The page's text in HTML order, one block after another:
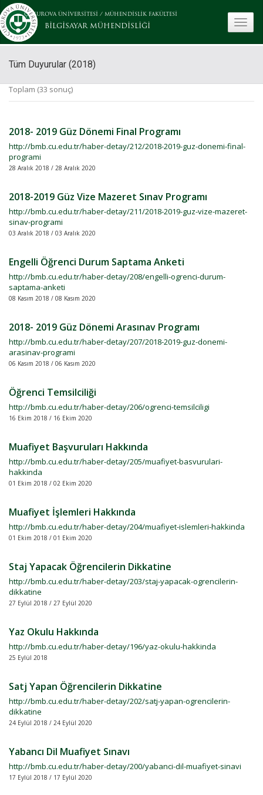
ÇUKUROVA ÜNİVERSİTESİ / MÜHENDİSLİK FAKÜLTESİ
BİLGİSAYAR MÜHENDİSLİĞİ
Tüm Duyurular (2018)
Toplam (33 sonuç)
2018- 2019 Güz Dönemi Final Programı
http://bmb.cu.edu.tr/haber-detay/212/2018-2019-guz-donemi-final-
programi
28 Aralık 2018 / 28 Aralık 2020
2018-2019 Güz Vize Mazeret Sınav Programı
http://bmb.cu.edu.tr/haber-detay/211/2018-2019-guz-vize-mazeret-
sinav-programi
03 Aralık 2018 / 03 Aralık 2020
Engelli Öğrenci Durum Saptama Anketi
http://bmb.cu.edu.tr/haber-detay/208/engelli-ogrenci-durum-
saptama-anketi
08 Kasım 2018 / 08 Kasım 2020
2018- 2019 Güz Dönemi Arasınav Programı
http://bmb.cu.edu.tr/haber-detay/207/2018-2019-guz-donemi-
arasinav-programi
06 Kasım 2018 / 06 Kasım 2020
Öğrenci Temsilciliği
http://bmb.cu.edu.tr/haber-detay/206/ogrenci-temsilciligi
16 Ekim 2018 / 16 Ekim 2020
Muafiyet Başvuruları Hakkında
http://bmb.cu.edu.tr/haber-detay/205/muafiyet-basvurulari-
hakkinda
01 Ekim 2018 / 02 Ekim 2020
Muafiyet İşlemleri Hakkında
http://bmb.cu.edu.tr/haber-detay/204/muafiyet-islemleri-hakkinda
01 Ekim 2018 / 01 Ekim 2020
Staj Yapacak Öğrencilerin Dikkatine
http://bmb.cu.edu.tr/haber-detay/203/staj-yapacak-ogrencilerin-
dikkatine
27 Eylül 2018 / 27 Eylül 2020
Yaz Okulu Hakkında
http://bmb.cu.edu.tr/haber-detay/196/yaz-okulu-hakkinda
25 Eylül 2018
Satj Yapan Öğrencilerin Dikkatine
http://bmb.cu.edu.tr/haber-detay/202/satj-yapan-ogrencilerin-
dikkatine
24 Eylül 2018 / 24 Eylül 2020
Yabancı Dil Muafiyet Sınavı
http://bmb.cu.edu.tr/haber-detay/200/yabanci-dil-muafiyet-sinavi
17 Eylül 2018 / 17 Eylül 2020